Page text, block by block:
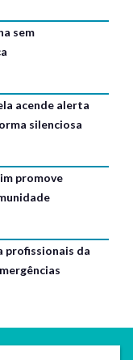
sem
acende alerta
silenciosa
promove
profissionais da